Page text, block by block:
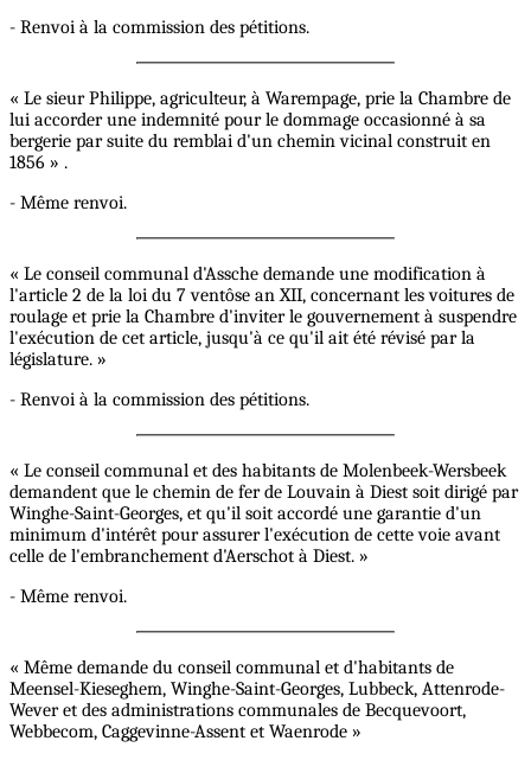
- Renvoi à la commission des pétitions.
« Le sieur Philippe, agriculteur, à Warempage, prie la Chambre de
lui accorder une indemnité pour le dommage occasionné à sa
bergerie par suite du remblai d'un chemin vicinal construit en
1856 » .
- Même renvoi.
« Le conseil communal d'Assche demande une modification à
l'article 2 de la loi du 7 ventôse an XII, concernant les voitures de
roulage et prie la Chambre d'inviter le gouvernement à suspendre
l'exécution de cet article, jusqu'à ce qu'il ait été révisé par la
législature. »
- Renvoi à la commission des pétitions.
« Le conseil communal et des habitants de Molenbeek-Wersbeek
demandent que le chemin de fer de Louvain à Diest soit dirigé par
Winghe-Saint-Georges, et qu'il soit accordé une garantie d'un
minimum d'intérêt pour assurer l'exécution de cette voie avant
celle de l'embranchement d'Aerschot à Diest. »
- Même renvoi.
« Même demande du conseil communal et d'habitants de
Meensel-Kieseghem, Winghe-Saint-Georges, Lubbeck, Attenrode-
Wever et des administrations communales de Becquevoort,
Webbecom, Caggevinne-Assent et Waenrode »